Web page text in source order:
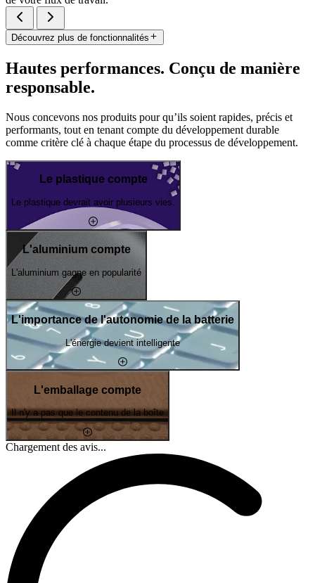
Découvrez plus de fonctionnalités
Hautes performances. Conçu de manière
responsable.
Nous concevons nos produits pour qu’ils soient rapides, précis et
performants, tout en tenant compte du développement durable
comme critère clé à chaque étape du processus de développement.
Le plastique compte
Le plastique devrait avoir plusieurs vies.
L'aluminium compte
L'aluminium gagne en popularité
L'importance de l'autonomie de la batterie
L'énergie devient intelligente
L'emballage compte
Il n'y a pas que le contenu de la boîte
Chargement des avis...